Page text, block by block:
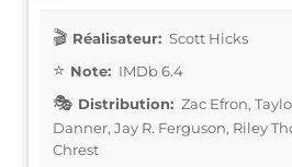
Réalisateur: Scott Hicks
Note: IMDb 6.4
Distribution: Zac Efron,
Danner, Jay R. Ferguson, Riley
Chrest